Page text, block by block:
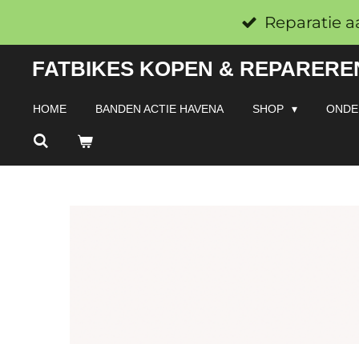
direct
naar
hoofdinhoud
Reparatie
FATBIKES KOPEN &
HOME BANDEN ACTIE HAVENA SHOP